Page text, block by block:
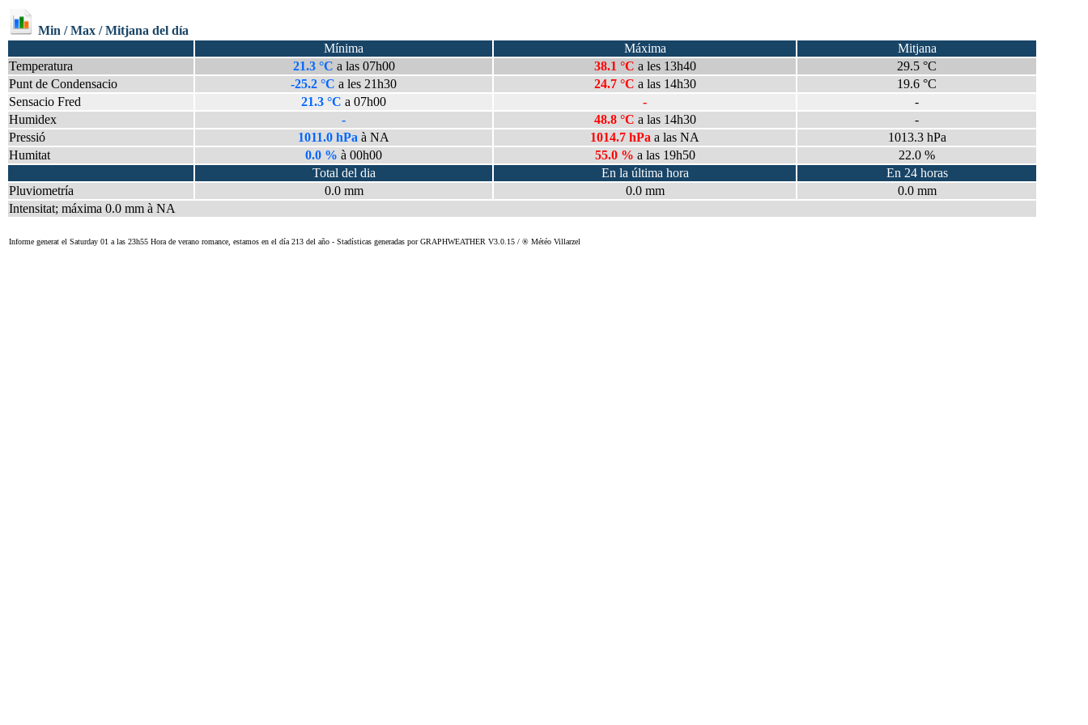
Min / Max / Mitjana del día
Mínima
Máxima
Mitjana
Temperatura
21.3 °C a las 07h00 38.1 °C a les 13h40
29.5 °C
Punt de Condensacio
-25.2 °C a les 21h30 24.7 °C a las 14h30
19.6 °C
Sensacio Fred
21.3 °C a 07h00 -
-
Humidex
- 48.8 °C a las 14h30
-
Pressió
1011.0 hPa à NA 1014.7 hPa a las NA
1013.3 hPa
Humitat
0.0 % à 00h00 55.0 % a las 19h50
22.0 %
Total del dia
En la última hora
En 24 horas
Pluviometría
0.0 mm 0.0 mm
0.0 mm
Intensitat; máxima 0.0 mm à NA
Informe generat el Saturday 01 a las 23h55 Hora de verano romance, estamos en el día 213 del año - Stadísticas generadas por GRAPHWEATHER V3.0.15 / ® Météo Villarzel